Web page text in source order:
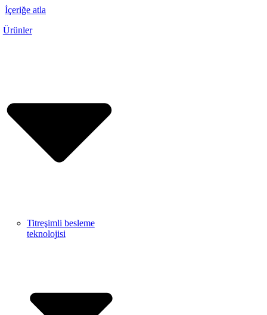
İçeriğe atla
Ürünler
Titreşimli besleme
teknolojisi